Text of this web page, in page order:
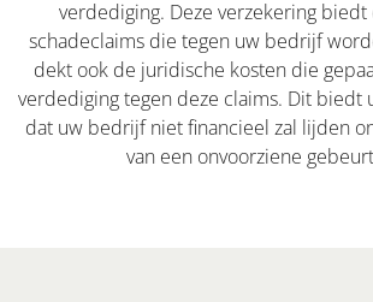
verdediging. Deze verzekering
schadeclaims die tegen uw bedrijf
dekt ook de juridische kosten die
verdediging tegen deze claims. Dit biedt
dat uw bedrijf niet financieel zal lijden
van een onvoorziene